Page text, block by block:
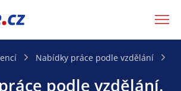
Nabídky práce podle vzdělání
podle vzdělání.